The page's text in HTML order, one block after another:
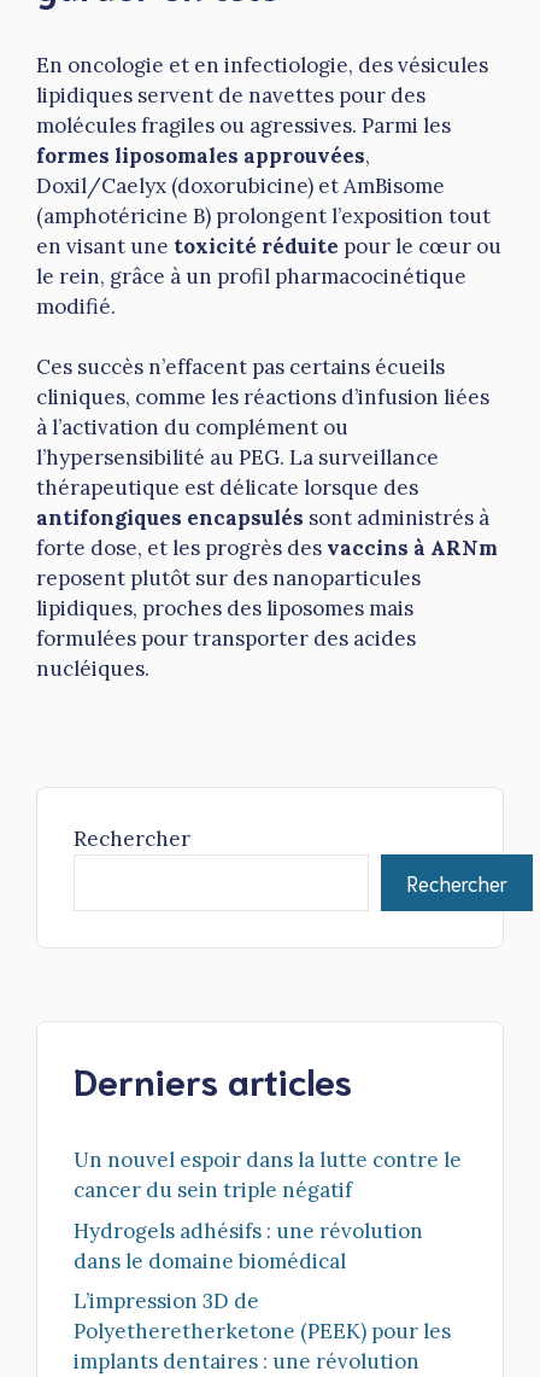
En oncologie et en infectiologie, des vésicules
lipidiques servent de navettes pour des
molécules fragiles ou agressives. Parmi les
formes liposomales approuvées,
Doxil/Caelyx (doxorubicine) et AmBisome
(amphotéricine B) prolongent l’exposition tout
en visant une toxicité réduite pour le cœur ou
le rein, grâce à un profil pharmacocinétique
modifié.
Ces succès n’effacent pas certains écueils
cliniques, comme les réactions d’infusion liées
à l’activation du complément ou
l’hypersensibilité au PEG. La surveillance
thérapeutique est délicate lorsque des
antifongiques encapsulés sont administrés à
forte dose, et les progrès des vaccins à ARNm
reposent plutôt sur des nanoparticules
lipidiques, proches des liposomes mais
formulées pour transporter des acides
nucléiques.
Rechercher
Rechercher
Derniers articles
Un nouvel espoir dans la lutte contre le
cancer du sein triple négatif
Hydrogels adhésifs : une révolution
dans le domaine biomédical
L’impression 3D de
Polyetheretherketone (PEEK) pour les
implants dentaires : une révolution